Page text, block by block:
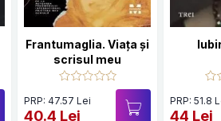
Frantumaglia. Viața și
scrisul meu
PRP: 47.57 Lei
40.4 Lei
PRP: 51.8
44 Lei